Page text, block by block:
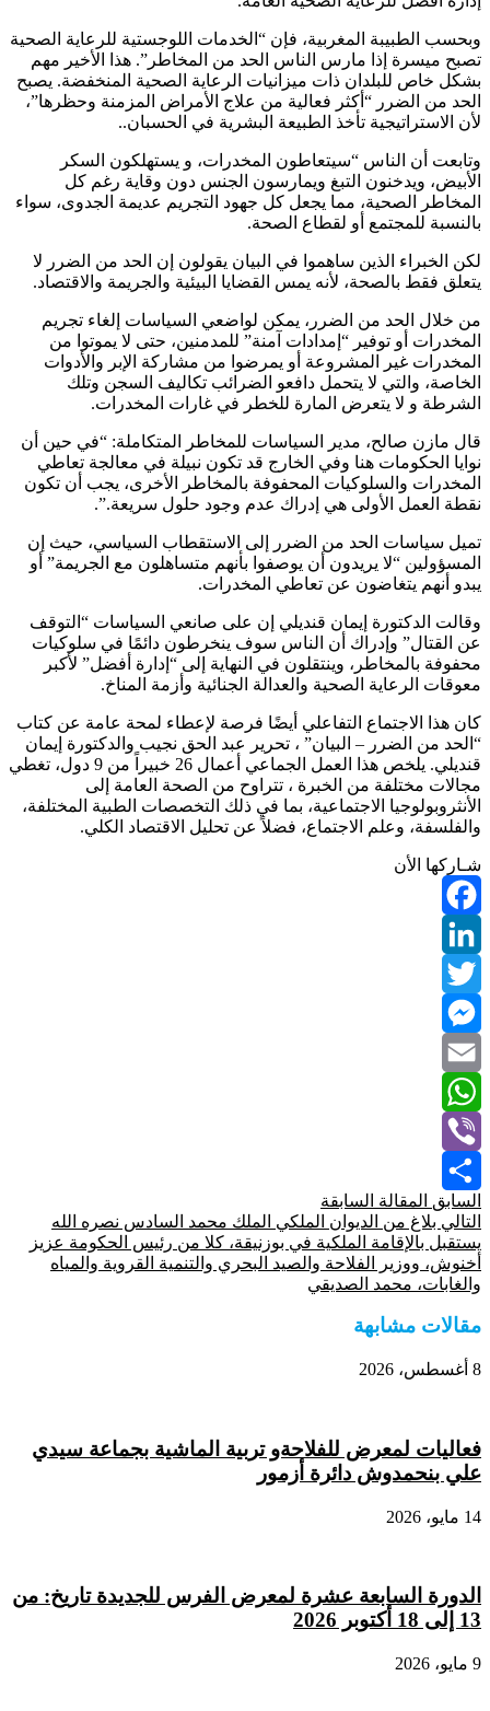
وبحسب الطبيبة المغربية، فإن “الخدمات اللوجستية للرعاية الصحية
تصبح ميسرة إذا مارس الناس الحد من المخاطر”. هذا الأخير مهم
بشكل خاص للبلدان ذات ميزانيات الرعاية الصحية المنخفضة. يصبح
الحد من الضرر “أكثر فعالية من علاج الأمراض المزمنة وحظرها”،
لأن الاستراتيجية تأخذ الطبيعة البشرية في الحسبان..
وتابعت أن الناس “سيتعاطون المخدرات، و يستهلكون السكر
الأبيض، ويدخنون التبغ ويمارسون الجنس دون وقاية رغم كل
المخاطر الصحية، مما يجعل كل جهود التجريم عديمة الجدوى، سواء
بالنسبة للمجتمع أو لقطاع الصحة.
لكن الخبراء الذين ساهموا في البيان يقولون إن الحد من الضرر لا
يتعلق فقط بالصحة، لأنه يمس القضايا البيئية والجريمة والاقتصاد.
من خلال الحد من الضرر، يمكن لواضعي السياسات إلغاء تجريم
المخدرات أو توفير “إمدادات آمنة” للمدمنين، حتى لا يموتوا من
المخدرات غير المشروعة أو يمرضوا من مشاركة الإبر والأدوات
الخاصة، والتي لا يتحمل دافعو الضرائب تكاليف السجن وتلك
الشرطة و لا يتعرض المارة للخطر في غارات المخدرات.
قال مازن صالح، مدير السياسات للمخاطر المتكاملة: “في حين أن
نوايا الحكومات هنا وفي الخارج قد تكون نبيلة في معالجة تعاطي
المخدرات والسلوكيات المحفوفة بالمخاطر الأخرى، يجب أن تكون
نقطة العمل الأولى هي إدراك عدم وجود حلول سريعة.”.
تميل سياسات الحد من الضرر إلى الاستقطاب السياسي، حيث إن
المسؤولين “لا يريدون أن يوصفوا بأنهم متساهلون مع الجريمة” أو
يبدو أنهم يتغاضون عن تعاطي المخدرات.
وقالت الدكتورة إيمان قنديلي إن على صانعي السياسات “التوقف
عن القتال” وإدراك أن الناس سوف ينخرطون دائمًا في سلوكيات
محفوفة بالمخاطر، وينتقلون في النهاية إلى “إدارة أفضل” لأكبر
معوقات الرعاية الصحية والعدالة الجنائية وأزمة المناخ.
كان هذا الاجتماع التفاعلي أيضًا فرصة لإعطاء لمحة عامة عن كتاب
“الحد من الضرر – البيان” ، تحرير عبد الحق نجيب والدكتورة إيمان
قنديلي. يلخص هذا العمل الجماعي أعمال 26 خبيراً من 9 دول، تغطي
مجالات مختلفة من الخبرة ، تتراوح من الصحة العامة إلى
الأنثروبولوجيا الاجتماعية، بما في ذلك التخصصات الطبية المختلفة،
والفلسفة، وعلم الاجتماع، فضلاً عن تحليل الاقتصاد الكلي.
شـاركها الأن
Facebook
LinkedIn
Twitter
Messenger
Email
WhatsApp
Viber
Share
السابق المقالة السابقة
التالي بلاغ من الديوان الملكي الملك محمد السادس نصره الله
يستقبل بالإقامة الملكية في بوزنيقة، كلا من رئيس الحكومة عزيز
أخنوش، ووزير الفلاحة والصيد البحري والتنمية القروية والمياه
والغابات، محمد الصديقي
مقالات مشابهة
8 أغسطس، 2026
فعاليات لمعرض للفلاحةو تربية الماشية بجماعة سيدي
علي بنحمدوش دائرة أزمور
14 مايو، 2026
الدورة السابعة عشرة لمعرض الفرس للجديدة تاريخ: من
13 إلى 18 أكتوبر 2026
9 مايو، 2026